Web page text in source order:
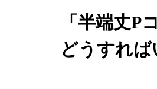
「半端丈
どうすれば